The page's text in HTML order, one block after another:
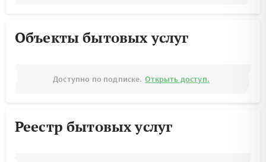
Объекты бытовых услуг
Доступно по подписке. Открыть доступ.
Реестр бытовых услуг